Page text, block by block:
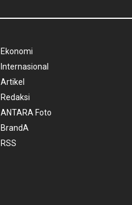
Ekonomi
Internasional
Artikel
Redaksi
ANTARA Foto
BrandA
RSS